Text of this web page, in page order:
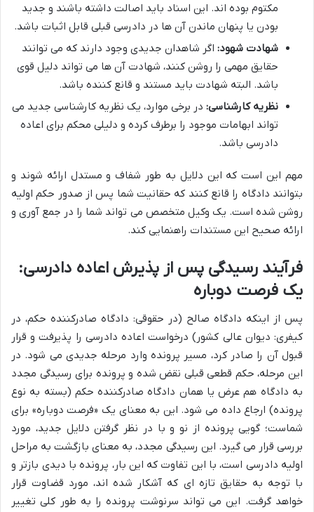
مکتوم بوده اند. این اسناد باید اصالت داشته باشند و جدید
بودن یا پنهان ماندن آن ها در دادرسی قبلی قابل اثبات باشد.
شهادت شهود: اگر شاهدان جدیدی وجود دارند که می توانند
حقایق مهمی را روشن کنند، شهادت آن ها می تواند دلیل قوی
باشد. البته شهادت باید مستند و قانع کننده باشد.
نظریه کارشناسی: در برخی موارد، یک نظریه کارشناسی جدید می
تواند ابهامات موجود را برطرف کرده و دلیلی محکم برای اعاده
دادرسی باشد.
مهم این است که این دلایل به طور شفاف و مستدل ارائه شوند و
بتوانند دادگاه را قانع کنند که حقانیت شما پس از صدور حکم اولیه
روشن شده است. یک وکیل متخصص می تواند شما را در جمع آوری و
ارائه صحیح این مستندات راهنمایی کند.
فرآیند رسیدگی پس از پذیرش اعاده دادرسی:
یک فرصت دوباره
پس از اینکه دادگاه صالح (در حقوقی: دادگاه صادرکننده حکم، در
کیفری: دیوان عالی کشور) درخواست اعاده دادرسی را پذیرفت و قرار
قبول آن را صادر کرد، مسیر پرونده وارد مرحله جدیدی می شود. در
این مرحله، حکم قطعی قبلی نقض شده و پرونده برای رسیدگی مجدد
به دادگاه هم عرض یا همان دادگاه صادرکننده حکم (بسته به نوع
پرونده) ارجاع داده می شود. این به معنای یک «فرصت دوباره» برای
شماست؛ گویی پرونده از نو و با در نظر گرفتن دلایل جدید، مورد
بررسی قرار می گیرد. این رسیدگی مجدد، به معنای بازگشت به مراحل
اولیه دادرسی است، با این تفاوت که این بار، پرونده با دیدی بازتر و
با توجه به حقایق تازه ای که آشکار شده اند، مورد قضاوت قرار
خواهد گرفت. این می تواند سرنوشت پرونده را به طور کلی تغییر